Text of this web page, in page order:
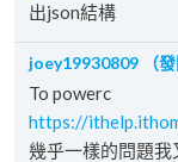
出json結構
joey19930809 （
To powerc
https://
幾乎一樣的問題